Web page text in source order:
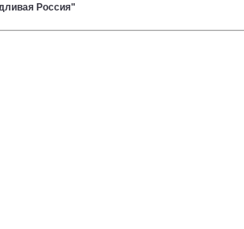
Россия"